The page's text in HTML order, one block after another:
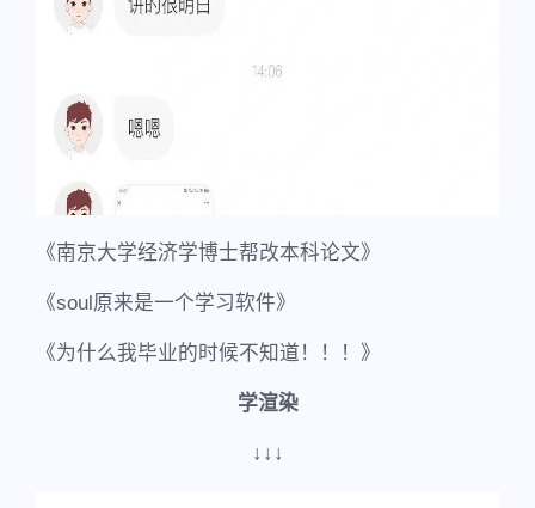
《南京大学经济学博士帮改本科论文》
《soul原来是一个学习软件》
《为什么我毕业的时候不知道！！！》
学渲染
↓↓↓